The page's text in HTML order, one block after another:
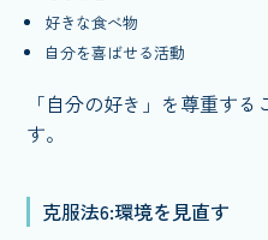
好きな食べ物
自分を喜ばせる活動
「自分の好き」を尊重す
す。
克服法6:環境を見直す